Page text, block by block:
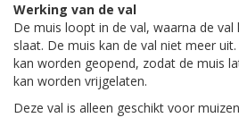
Werking van de val
De muis loopt in de val, waarna de
slaat. De muis kan de val niet meer
kan worden geopend, zodat de muis
kan worden vrijgelaten.
Deze val is alleen geschikt voor